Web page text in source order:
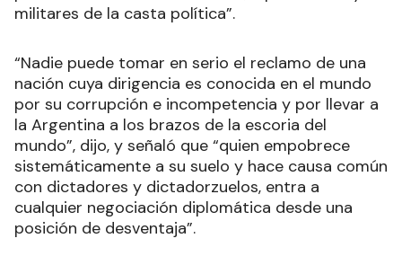
militares de la casta política”.
“Nadie puede tomar en serio el reclamo de una
nación cuya dirigencia es conocida en el mundo
por su corrupción e incompetencia y por llevar a
la Argentina a los brazos de la escoria del
mundo”, dijo, y señaló que “quien empobrece
sistemáticamente a su suelo y hace causa común
con dictadores y dictadorzuelos, entra a
cualquier negociación diplomática desde una
posición de desventaja”.